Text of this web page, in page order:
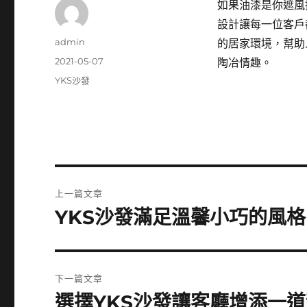
如果油漆是你遮
設計讓每一位客
的居家環境，幫
陶冶情趣。
作
admin
發
2021-05-07
分
YKS沙發
章
上一篇文章
上
篇
文
章:
YKS沙發滿足溫馨小巧的風
下一篇文章
下
選擇YKS沙發讓客廳增添一